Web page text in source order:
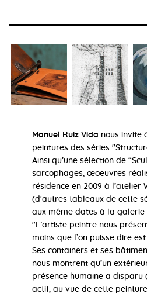
Manuel Ruiz Vida nous invite
peintures des séries
Ainsi qu’une sélection de
sarcophages, œoeuvres
résidence en 2009 à l’atelier
(d'autres tableaux de cette
aux même dates à la galerie
"L’artiste peintre nous
moins que l’on puisse dire
Ses containers et ses
nous montrent qu’un
présence humaine a disparu
actif, au vue de cette